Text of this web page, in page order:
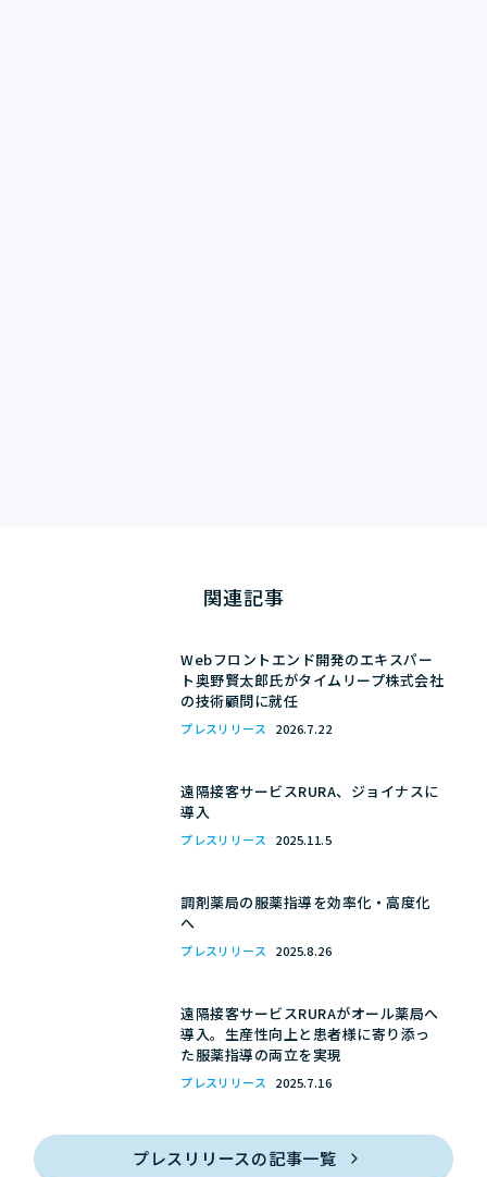
関連記事
Webフロントエンド開発のエキスパー
ト奥野賢太郎氏がタイムリープ株式会社
の技術顧問に就任
プレスリリース 2026.7.22
遠隔接客サービスRURA、ジョイナスに
導入
プレスリリース 2025.11.5
調剤薬局の服薬指導を効率化・高度化
へ
プレスリリース 2025.8.26
遠隔接客サービスRURAがオール薬局へ
導入。生産性向上と患者様に寄り添っ
た服薬指導の両立を実現
プレスリリース 2025.7.16
プレスリリースの記事一覧